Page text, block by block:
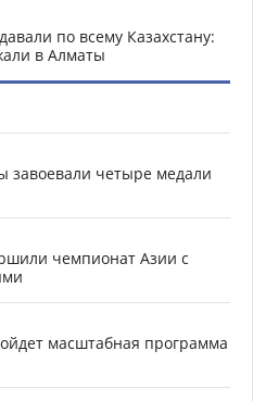
по всему Казахстану:
в Алматы
завоевали четыре медали
чемпионат Азии с
масштабная программа